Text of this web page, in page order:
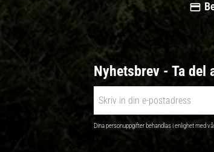
Nyhetsbrev - Ta del
Dina personuppgifter behandlas i enlighet med